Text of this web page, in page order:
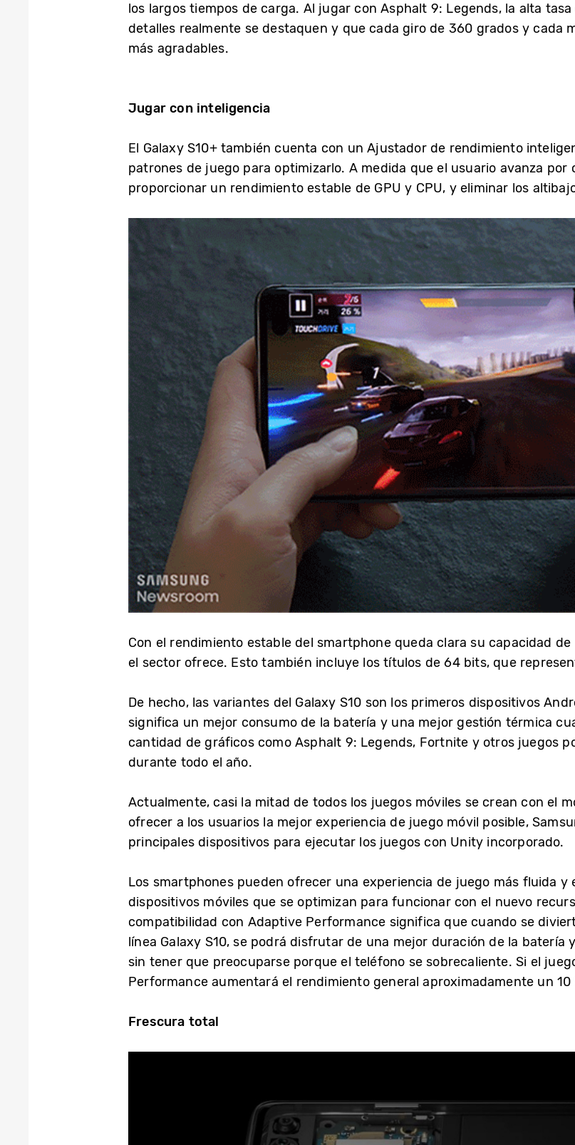
los largos tiempos de carga. Al jugar con Asphalt 9: Legends, la alta tasa
detalles realmente se destaquen y que cada giro de 360 grados y cada
más agradables.
Jugar con inteligencia
El Galaxy S10+ también cuenta con un Ajustador de rendimiento
patrones de juego para optimizarlo. A medida que el usuario avanza
proporcionar un rendimiento estable de GPU y CPU, y eliminar los
Con el rendimiento estable del smartphone queda clara su capacidad
el sector ofrece. Esto también incluye los títulos de 64 bits, que
De hecho, las variantes del Galaxy S10 son los primeros dispositivos
significa un mejor consumo de la batería y una mejor gestión térmica
cantidad de gráficos como Asphalt 9: Legends, Fortnite y otros juegos
durante todo el año.
Actualmente, casi la mitad de todos los juegos móviles se crean con el
ofrecer a los usuarios la mejor experiencia de juego móvil posible,
principales dispositivos para ejecutar los juegos con Unity incorporado.
Los smartphones pueden ofrecer una experiencia de juego más fluida y
dispositivos móviles que se optimizan para funcionar con el nuevo
compatibilidad con Adaptive Performance significa que cuando se
línea Galaxy S10, se podrá disfrutar de una mejor duración de la
sin tener que preocuparse porque el teléfono se sobrecaliente. Si el
Performance aumentará el rendimiento general aproximadamente un 10
Frescura total